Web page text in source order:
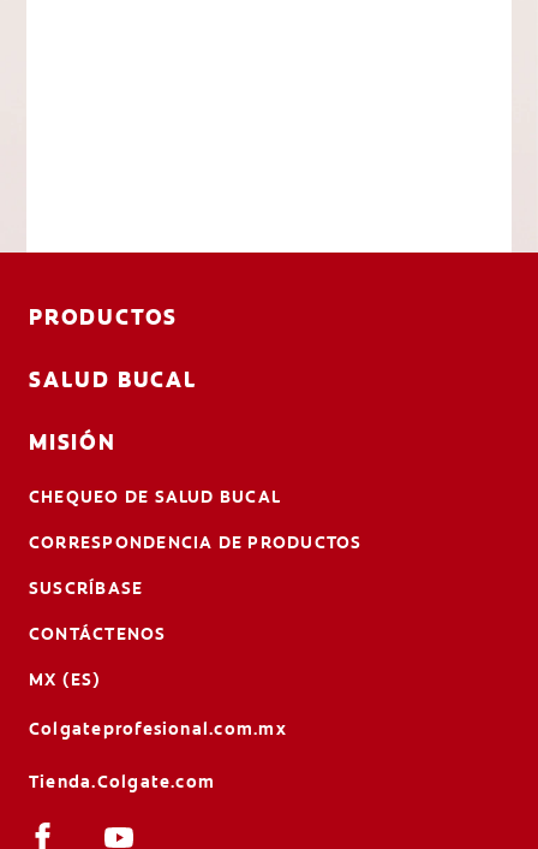
PRODUCTOS
SALUD BUCAL
MISIÓN
CHEQUEO DE SALUD BUCAL
CORRESPONDENCIA DE PRODUCTOS
SUSCRÍBASE
CONTÁCTENOS
MX (ES)
Colgateprofesional.com.mx
Tienda.Colgate.com